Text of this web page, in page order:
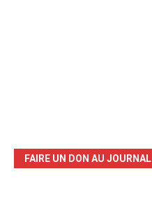
FAIRE UN DON AU JOURNAL